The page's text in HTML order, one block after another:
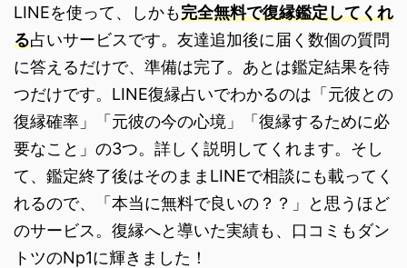
LINEを使って、しかも完全無料で復縁鑑定してくれ
る占いサービスです。友達追加後に届く数個の質問
に答えるだけで、準備は完了。あとは鑑定結果を待
つだけです。LINE復縁占いでわかるのは「元彼との
復縁確率」「元彼の今の心境」「復縁するために必
要なこと」の3つ。詳しく説明してくれます。そし
て、鑑定終了後はそのままLINEで相談にも載ってく
れるので、「本当に無料で良いの？？」と思うほど
のサービス。復縁へと導いた実績も、口コミもダン
トツのNp1に輝きました！